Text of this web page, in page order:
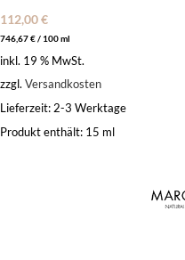
112,00€
746,67€/ 100ml
inkl. 19 % MwSt.
zzgl. Versandkosten
Lieferzeit: 2-3 Werktage
Produkt enthält: 15 ml